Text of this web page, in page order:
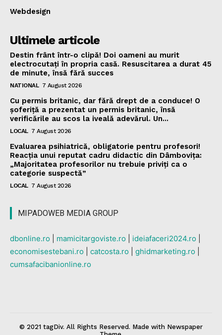
Webdesign
Ultimele articole
Destin frânt într-o clipă! Doi oameni au murit
electrocutați în propria casă. Resuscitarea a durat 45
de minute, însă fără succes
NATIONAL 7 August 2026
Cu permis britanic, dar fără drept de a conduce! O
șoferiță a prezentat un permis britanic, însă
verificările au scos la iveală adevărul. Un...
LOCAL 7 August 2026
Evaluarea psihiatrică, obligatorie pentru profesori!
Reacția unui reputat cadru didactic din Dâmbovița:
„Majoritatea profesorilor nu trebuie priviți ca o
categorie suspectă”
LOCAL 7 August 2026
MIPADOWEB MEDIA GROUP
dbonline.ro mamicitargoviste.ro ideiafaceri2024.ro
economisestebani.ro
catcosta.ro ghidmarketing.ro
cumsafacibanionline.ro
© 2021 tagDiv. All Rights Reserved. Made with Newspaper